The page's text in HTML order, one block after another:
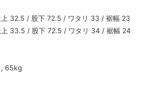
32.5 / 股下 72.5 / ワタリ 33 / 裾幅 23
上 33.5 / 股下 72.5 / ワタリ 34 / 裾幅 24
, 65kg